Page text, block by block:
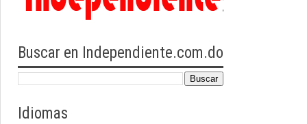
Buscar en Independiente.com.do
Idiomas